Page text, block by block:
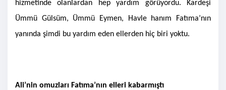
hizmetinde olanlardan hep yardım görüyordu. Kardeşi
Ümmü Gülsüm, Ümmü Eymen, Havle hanım Fatıma’nın
yanında şimdi bu yardım eden ellerden hiç biri yoktu.
Ali’nin omuzları Fatıma’nın elleri kabarmıştı